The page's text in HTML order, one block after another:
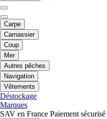
Carpe
Carnassier
Coup
Mer
Autres pêches
Navigation
Vêtements
Déstockage
Marques
SAV en France Paiement sécurisé